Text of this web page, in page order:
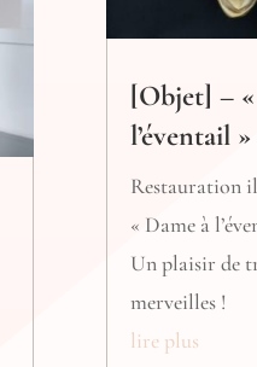
[Objet] –
l’éventail
Restauration
« Dame à
Un plaisir de
merveilles !
lire plus